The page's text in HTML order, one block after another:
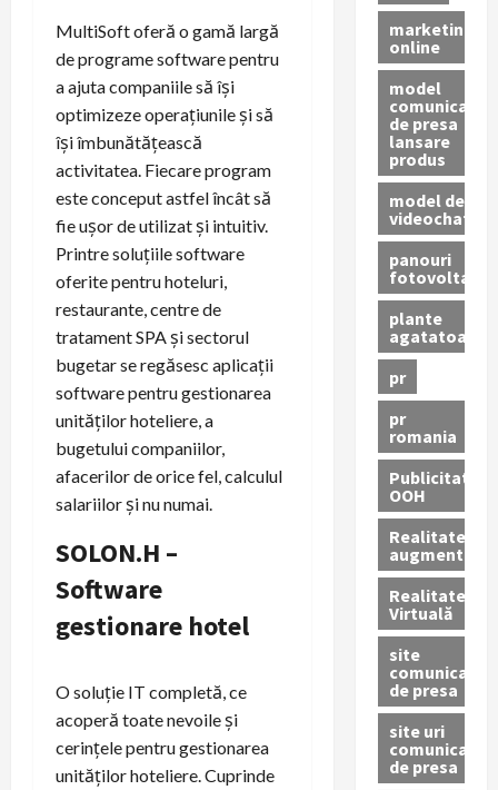
MultiSoft oferă o gamă largă
de programe software pentru
a ajuta companiile să își
optimizeze operațiunile și să
își îmbunătățească
activitatea. Fiecare program
este conceput astfel încât să
fie ușor de utilizat și intuitiv.
Printre soluțiile software
oferite pentru hoteluri,
restaurante, centre de
tratament SPA și sectorul
bugetar se regăsesc aplicații
software pentru gestionarea
unităților hoteliere, a
bugetului companiilor,
afacerilor de orice fel, calculul
salariilor și nu numai.
SOLON.H –
Software
gestionare hotel
O soluție IT completă, ce
acoperă toate nevoile și
cerințele pentru gestionarea
unităților hoteliere. Cuprinde
marketing
online
model
comunicat
de presa
lansare
produs
model de
videochat
panouri
fotovoltaice
plante
agatatoare
pr
pr
romania
Publicitate
OOH
Realitatea
augmentată
Realitatea
Virtuală
site
comunicate
de presa
site uri
comunicate
de presa